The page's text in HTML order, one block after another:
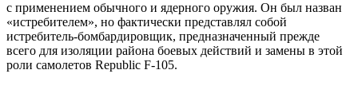
с применением обычного и ядерного оружия. Он был назван
«истребителем», но фактически представлял собой
истребитель-бомбардировщик, предназначенный прежде
всего для изоляции района боевых действий и замены в этой
роли самолетов Republic F-105.